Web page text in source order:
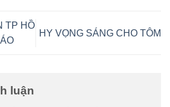
TP HỒ
HY VỌNG SÁNG CHO TÔM
luận